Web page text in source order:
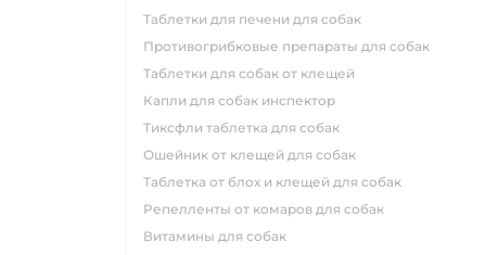
таблетки для печени для собак
противогрибковые препараты для собак
таблетки для собак от клещей
капли для собак инспектор
тиксфли таблетка для собак
ошейник от клещей для собак
таблетка от блох и клещей для собак
репелленты от комаров для собак
витамины для собак